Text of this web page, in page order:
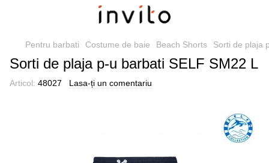
Pentru barbati Costume de baie Beach Shorts Sorti de plaja
Sorti de plaja p-u barbati SELF SM22 L
Articol: 48027 Lasa-ți un comentariu